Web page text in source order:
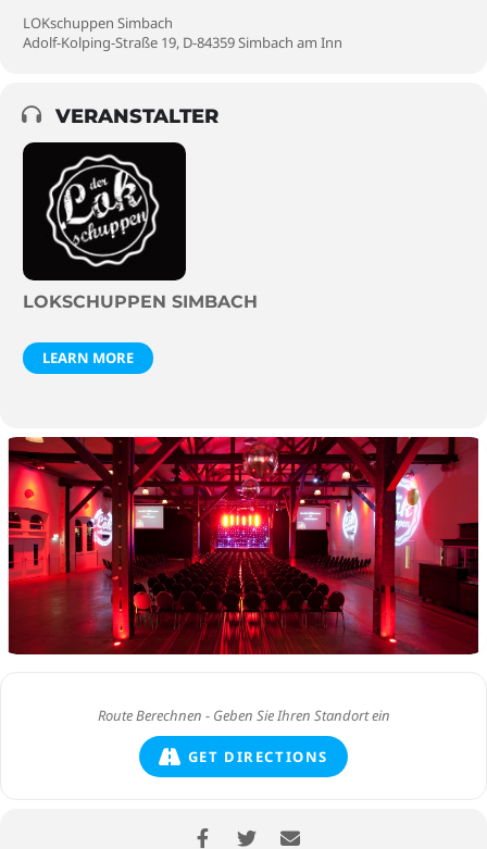
LOKschuppen Simbach
Adolf-Kolping-Straße 19, D-84359 Simbach am Inn
VERANSTALTER
LOKSCHUPPEN SIMBACH
LEARN MORE
GET DIRECTIONS